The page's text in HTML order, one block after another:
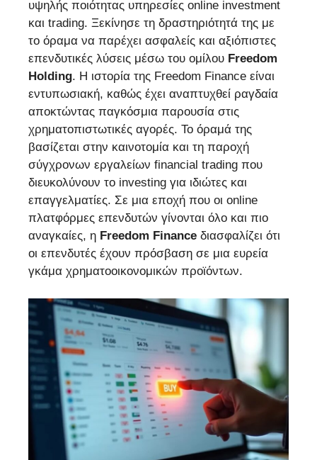
υψηλής ποιότητας υπηρεσίες online investment
και trading. Ξεκίνησε τη δραστηριότητά της με
το όραμα να παρέχει ασφαλείς και αξιόπιστες
επενδυτικές λύσεις μέσω του ομίλου Freedom
Holding. H ιστορία της Freedom Finance είναι
εντυπωσιακή, καθώς έχει αναπτυχθεί ραγδαία
αποκτώντας παγκόσμια παρουσία στις
χρηματοπιστωτικές αγορές. Το όραμά της
βασίζεται στην καινοτομία και τη παροχή
σύγχρονων εργαλείων financial trading που
διευκολύνουν το investing για ιδιώτες και
επαγγελματίες. Σε μια εποχή που οι online
πλατφόρμες επενδυτών γίνονται όλο και πιο
αναγκαίες, η Freedom Finance διασφαλίζει ότι
οι επενδυτές έχουν πρόσβαση σε μια ευρεία
γκάμα χρηματοοικονομικών προϊόντων.